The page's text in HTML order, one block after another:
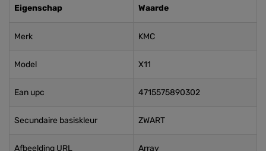
Eigenschap Waarde
Merk KMC
Model X11
Ean upc 4715575890302
Secundaire basiskleur ZWART
Afbeelding URL Array